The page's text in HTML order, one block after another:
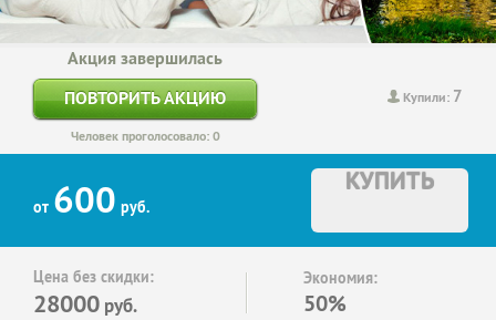
Купили: 7
Акция завершилась
ПОВТОРИТЬ АКЦИЮ
Человек проголосовало: 0
от 600 руб.
КУПИТЬ
Цена без скидки:
28000 руб.
Экономия:
50%